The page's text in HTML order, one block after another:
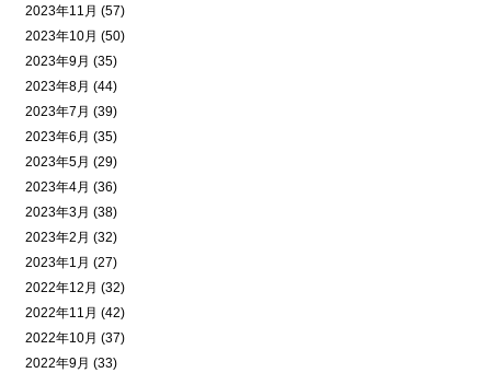
2023年11月 (57)
2023年10月 (50)
2023年9月 (35)
2023年8月 (44)
2023年7月 (39)
2023年6月 (35)
2023年5月 (29)
2023年4月 (36)
2023年3月 (38)
2023年2月 (32)
2023年1月 (27)
2022年12月 (32)
2022年11月 (42)
2022年10月 (37)
2022年9月 (33)